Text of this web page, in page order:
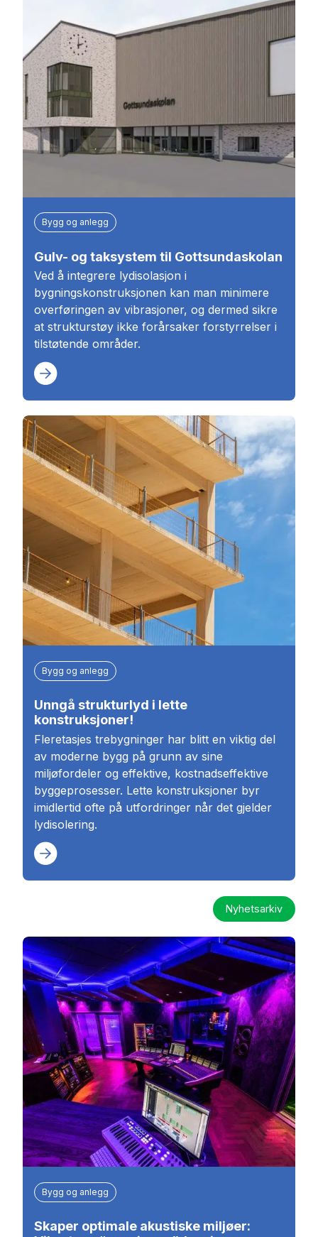
Bygg og anlegg
Gulv- og taksystem til Gottsundaskolan
Ved å integrere lydisolasjon i
bygningskonstruksjonen kan man minimere
overføringen av vibrasjoner, og dermed sikre
at strukturstøy ikke forårsaker forstyrrelser i
tilstøtende områder.
Bygg og anlegg
Unngå strukturlyd i lette
konstruksjoner!
Fleretasjes trebygninger har blitt en viktig del
av moderne bygg på grunn av sine
miljøfordeler og effektive, kostnadseffektive
byggeprosesser. Lette konstruksjoner byr
imidlertid ofte på utfordringer når det gjelder
lydisolering.
Nyhetsarkiv
Bygg og anlegg
Skaper optimale akustiske miljøer: